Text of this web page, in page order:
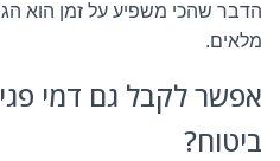
הדבר שהכי משפיע על זמן הוא
מלאים.
אפשר לקבל גם דמי
ביטוח?